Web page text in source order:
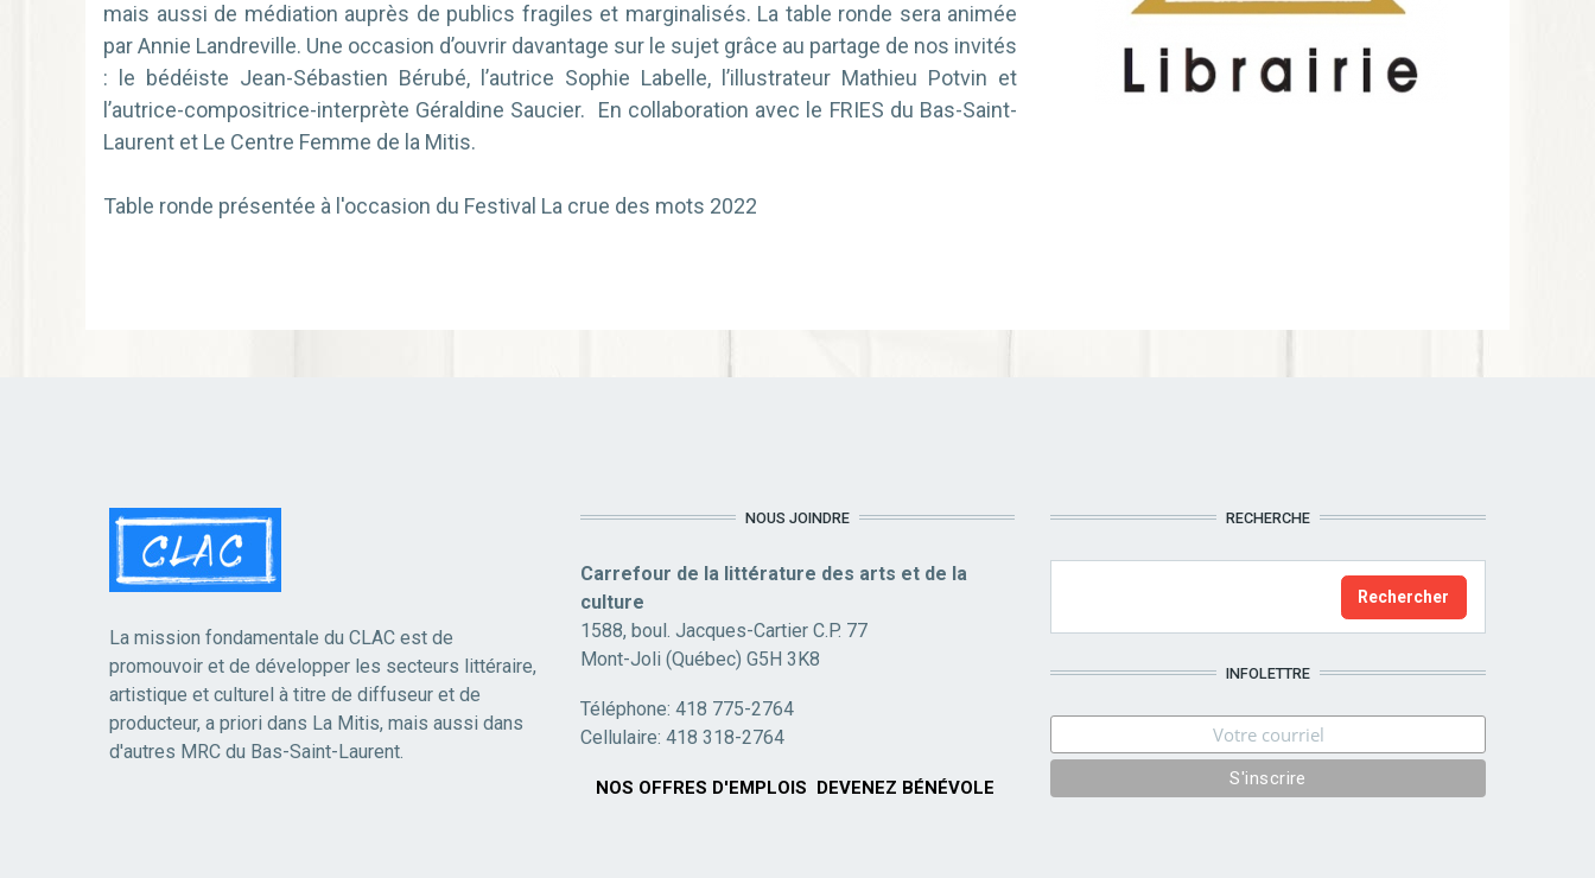
mais aussi de médiation auprès de publics fragiles et marginalisés. La table ronde sera animée
par Annie Landreville. Une occasion d’ouvrir davantage sur le sujet grâce au partage de nos invités
: le bédéiste Jean-Sébastien Bérubé, l’autrice Sophie Labelle, l’illustrateur Mathieu Potvin et
l’autrice-compositrice-interprète Géraldine Saucier. En collaboration avec le FRIES du Bas-Saint-
Laurent et Le Centre Femme de la Mitis.
Table ronde présentée à l'occasion du Festival La crue des mots 2022
La mission fondamentale du CLAC est de
promouvoir et de développer les secteurs littéraire,
artistique et culturel à titre de diffuseur et de
producteur, a priori dans La Mitis, mais aussi dans
d'autres MRC du Bas-Saint-Laurent.
NOUS JOINDRE
Carrefour de la littérature des arts et de la
culture
1588, boul. Jacques-Cartier C.P. 77
Mont-Joli (Québec) G5H 3K8
Téléphone: 418 775-2764
Cellulaire: 418 318-2764
NOS OFFRES D'EMPLOIS DEVENEZ BÉNÉVOLE
RECHERCHE
INFOLETTRE